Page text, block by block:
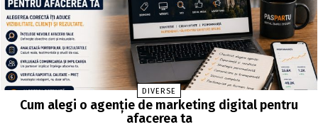
DIVERSE
Cum alegi o agenție de marketing digital pentru
afacerea ta